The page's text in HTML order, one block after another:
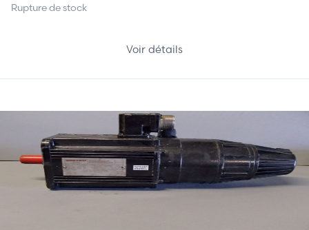
Rupture de stock
Voir détails